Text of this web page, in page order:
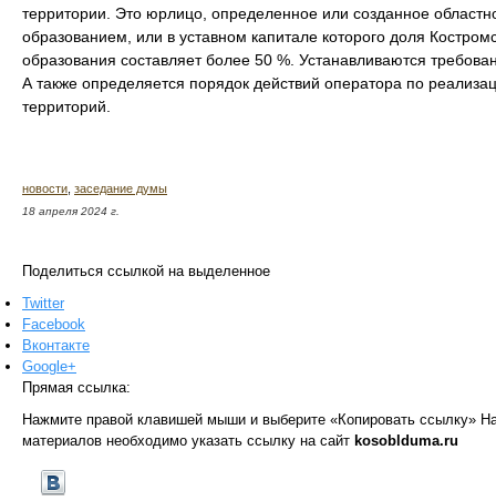
территории. Это юрлицо, определенное или созданное
образованием, или в уставном капитале которого доля
образования составляет более 50 %. Устанавливаются
А также определяется порядок действий оператора по
территорий.
новости заседание думы
18 апреля 2024 г.
Поделиться ссылкой на выделенное
Twitter
Facebook
Вконтакте
Google+
Прямая ссылка:
Нажмите правой клавишей мыши и выберите «Копировать ссылку»
материалов необходимо указать ссылку на сайт kosoblduma.ru